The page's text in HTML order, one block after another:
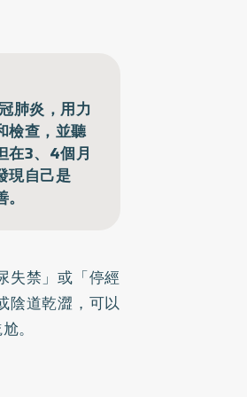
肺炎，用力
檢查，並聽
在3、4個月
現自己是
失禁」或「停經
陰道乾澀，可以
。